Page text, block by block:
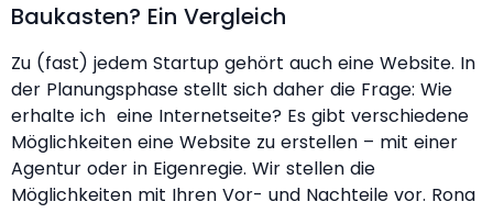
Baukasten? Ein Vergleich
Zu (fast) jedem Startup gehört auch eine Website. In
der Planungsphase stellt sich daher die Frage: Wie
erhalte ich eine Internetseite? Es gibt verschiedene
Möglichkeiten eine Website zu erstellen – mit einer
Agentur oder in Eigenregie. Wir stellen die
Möglichkeiten mit Ihren Vor- und Nachteile vor. Rona